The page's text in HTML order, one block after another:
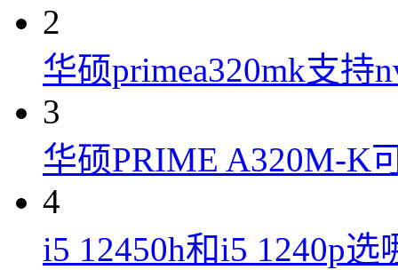
2
华硕primea320mk支持
3
华硕PRIME A320M-K
4
i5 12450h和i5 1240p选